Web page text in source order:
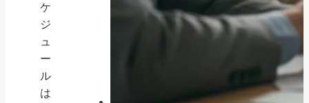
ケ
ジ
ュ
ー
ル
は